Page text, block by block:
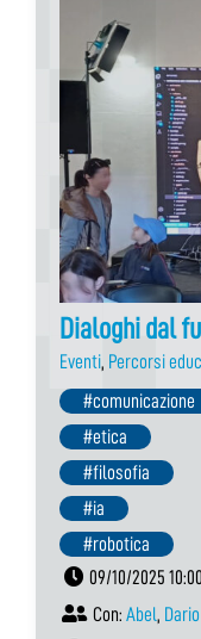
Dialoghi dal
Eventi, Percorsi
#comunicazione
#etica
#filosofia
#ia
#robotica
09/10/2025 10:00
Con: Abel,